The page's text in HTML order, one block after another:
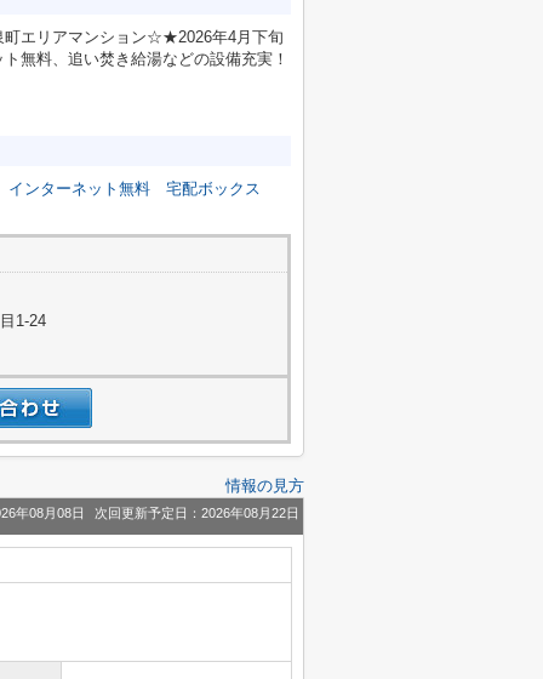
エリアマンション☆★2026年4月下旬
無料、追い焚き給湯などの設備充実！
インターネット無料 宅配ボックス
1-24
情報の見方
年08月08日 次回更新予定日：2026年08月22日